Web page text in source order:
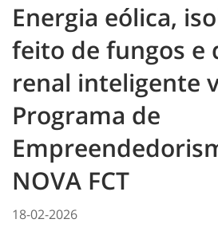
Energia eólica,
feito de fungos e
renal inteligente
Programa de
NOVA FCT
18-02-2026